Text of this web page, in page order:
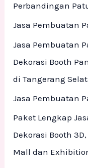
Perbandingan
Jasa Pembuatan
Jasa Pembuatan
Dekorasi Booth
di Tangerang
Jasa Pembuatan
Paket Lengkap
Dekorasi Booth
Mall dan